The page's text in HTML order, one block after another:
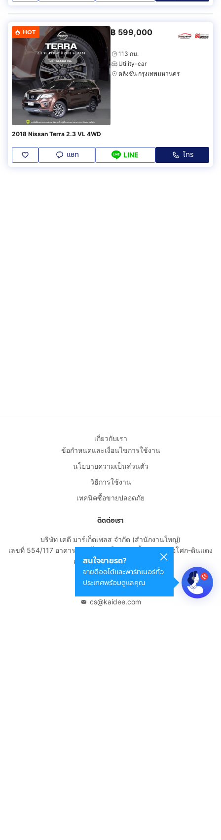
HOT ฿ 599,000
113 กม.
Utility-car
ตลิ่งชัน กรุงเทพมหานคร
2018 Nissan Terra 2.3 VL 4WD
แชท LINE โทร
สนใจขายรถ?
ขายดีออโต้และพาร์ทเนอร์ทั่ว
ประเทศพร้อมดูแลคุณ
เกี่ยวกับเรา
ข้อกำหนดและเงื่อนไขการใช้งาน
นโยบายความเป็นส่วนตัว
วิธีการใช้งาน
เทคนิคซื้อขายปลอดภัย
ติดต่อเรา
บริษัท เคดี มาร์เก็ตเพลส จำกัด (สำนักงานใหญ่)
เลขที่ 554/117 อาคารสกายไนน์ เซ็นเตอร์ ชั้น 22 ถนนอโศก-ดินแดง
แขวงดินแดง เขตดินแดง
กรุงเทพมหานคร 10400
cs@kaidee.com